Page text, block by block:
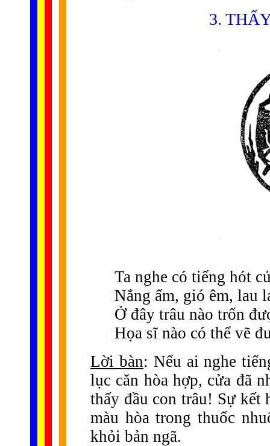
3.
Ta nghe có tiếng hót
Nắng ấm, gió êm, lau
Ở đây trâu nào trốn
Họa sĩ nào có thể vẽ
Lời bàn: Nếu ai nghe
lục căn hòa hợp, cửa đã
thấy đầu con trâu! Sự kết
màu hòa trong thuốc
khỏi bản ngã.